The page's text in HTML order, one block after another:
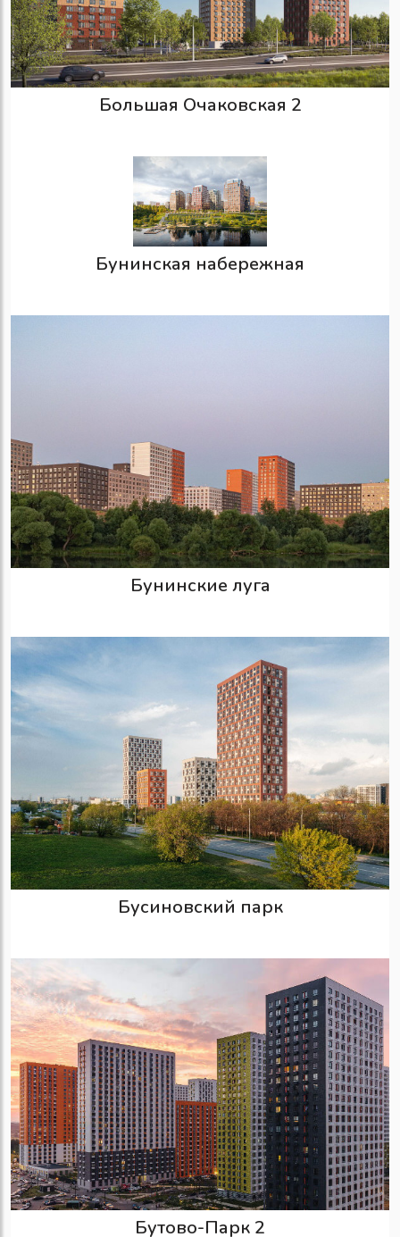
Большая Очаковская 2
Бунинская набережная
Бунинские луга
Бусиновский парк
Бутово-Парк 2